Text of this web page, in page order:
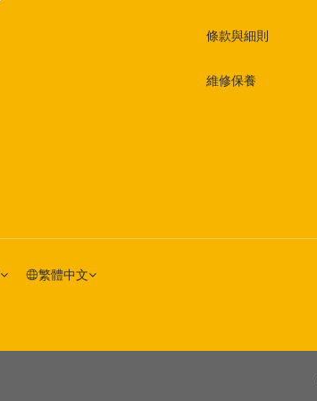
條款與細則
維修保養
繁體中文